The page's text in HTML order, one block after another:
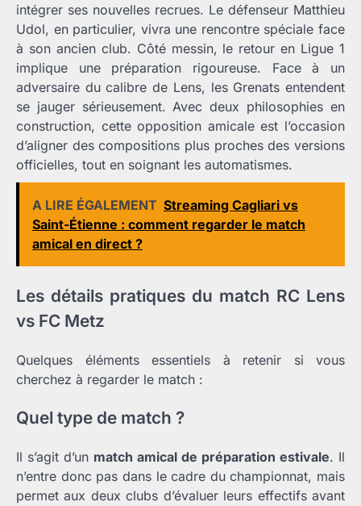
intégrer ses nouvelles recrues. Le défenseur Matthieu
Udol, en particulier, vivra une rencontre spéciale face
à son ancien club. Côté messin, le retour en Ligue 1
implique une préparation rigoureuse. Face à un
adversaire du calibre de Lens, les Grenats entendent
se jauger sérieusement. Avec deux philosophies en
construction, cette opposition amicale est l’occasion
d’aligner des compositions plus proches des versions
officielles, tout en soignant les automatismes.
A LIRE ÉGALEMENT Streaming Cagliari vs
Saint-Étienne : comment regarder le match
amical en direct ?
Les détails pratiques du match RC Lens
vs FC Metz
Quelques éléments essentiels à retenir si vous
cherchez à regarder le match :
Quel type de match ?
Il s’agit d’un match amical de préparation estivale. Il
n’entre donc pas dans le cadre du championnat, mais
permet aux deux clubs d’évaluer leurs effectifs avant